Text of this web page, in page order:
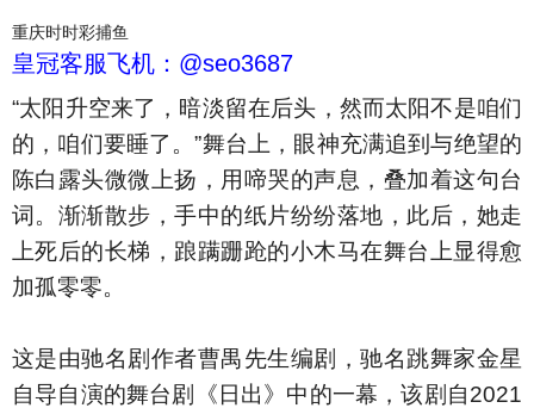
重庆时时彩捕鱼
皇冠客服飞机：@seo3687
“太阳升空来了，暗淡留在后头，然而太阳不是咱们
的，咱们要睡了。”舞台上，眼神充满追到与绝望的
陈白露头微微上扬，用啼哭的声息，叠加着这句台
词。渐渐散步，手中的纸片纷纷落地，此后，她走
上死后的长梯，踉蹒跚跄的小木马在舞台上显得愈
加孤零零。
这是由驰名剧作者曹禺先生编剧，驰名跳舞家金星
自导自演的舞台剧《日出》中的一幕，该剧自2021